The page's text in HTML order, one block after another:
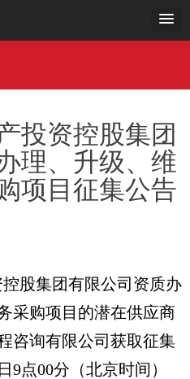
投资控股集团
理、升级、维
项目征集公告
股集团有限公司资质办
采购项目 的潜在供应商
咨询有限公司 获取征集
日9点00分 （北京时间）